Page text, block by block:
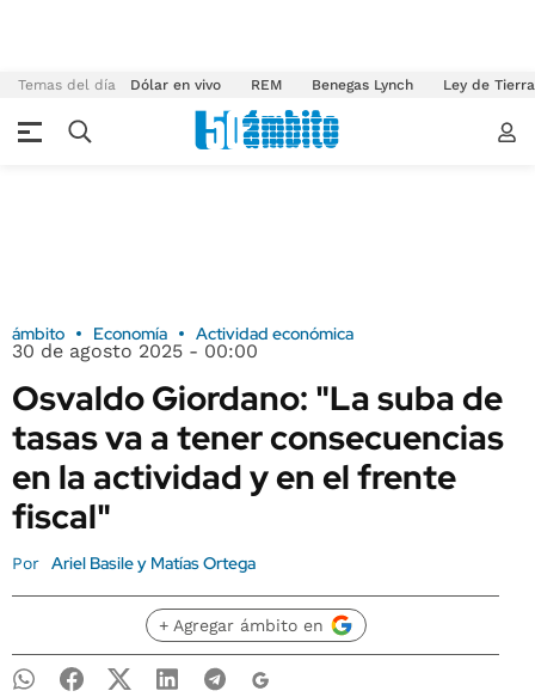
Temas del día Dólar en vivo REM Benegas Lynch Ley de
ámbito Economía Actividad económica
30 de agosto 2025 - 00:00
Osvaldo Giordano: "La suba de
tasas va a tener consecuencias
en la actividad y en el frente
fiscal"
Por Ariel Basile y Matías Ortega
+ Agregar ámbito en